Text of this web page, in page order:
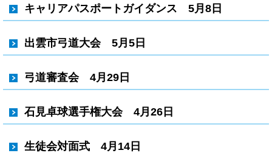
キャリアパスポートガイダンス 5月8日
出雲市弓道大会 5月5日
弓道審査会 4月29日
石見卓球選手権大会 4月26日
生徒会対面式 4月14日